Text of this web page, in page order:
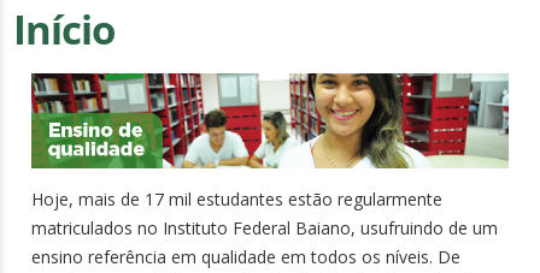
Início
Hoje, mais de 17 mil estudantes estão regularmente
matriculados no Instituto Federal Baiano, usufruindo de um
ensino referência em qualidade em todos os níveis. De